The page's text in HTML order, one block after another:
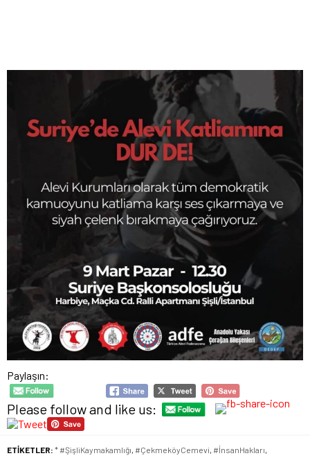
Paylaşın:
Please follow and like us:
ETİKETLER: * #ŞişliKaymakamlığı, #ÇekmeköyCemevi, #İnsanHakları,